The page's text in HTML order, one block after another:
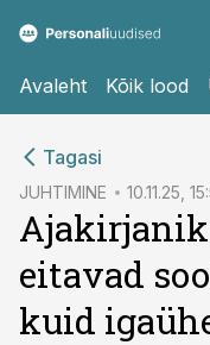
Avaleht Kõik lood
Tagasi
JUHTIMINE 10.11.25,
eitavad
kuid